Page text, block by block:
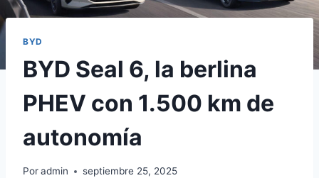
BYD
BYD Seal 6, la berlina
PHEV con 1.500 km de
autonomía
Poradmin septiembre 25, 2025